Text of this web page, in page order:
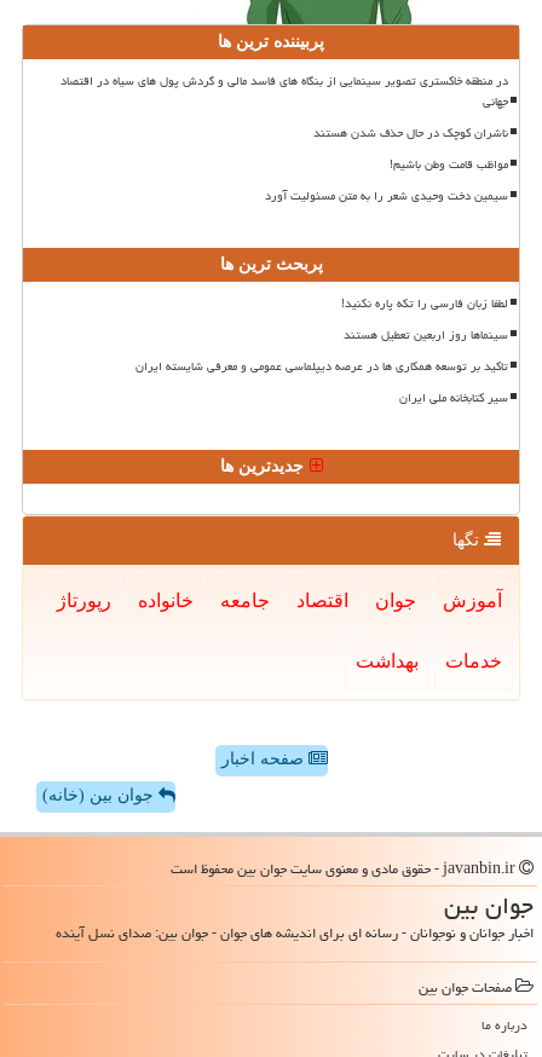
پربیننده ترین ها
در منطقه خاکستری تصویر سینمایی از بنگاه های فاسد مالی و گردش پول های سیاه در اقتصاد
جهانی
ناشران کوچک در حال حذف شدن هستند
مواظب قامت وطن باشیم!
سیمین دخت وحیدی شعر را به متن مسئولیت آورد
پربحث ترین ها
لطفا زبان فارسی را تکه پاره نکنید!
سینماها روز اربعین تعطیل هستند
تاکید بر توسعه همکاری ها در عرصه دیپلماسی عمومی و معرفی شایسته ایران
سیر کتابخانه ملی ایران
جدیدترین ها
تگها
آموزش جوان اقتصاد جامعه خانواده رپورتاژ
خدمات بهداشت
صفحه اخبار
جوان بین (خانه)
جوان بین
اخبار جوانان و نوجوانان - رسانه ای برای اندیشه های جوان - جوان بین: صدای نسل آینده
صفحات جوان بین
درباره ما